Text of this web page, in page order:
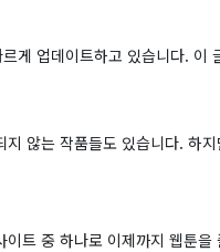
게 업데이트하고 있습니다. 이
않는 작품들도 있습니다. 하
트 중 하나로 이제까지 웹툰